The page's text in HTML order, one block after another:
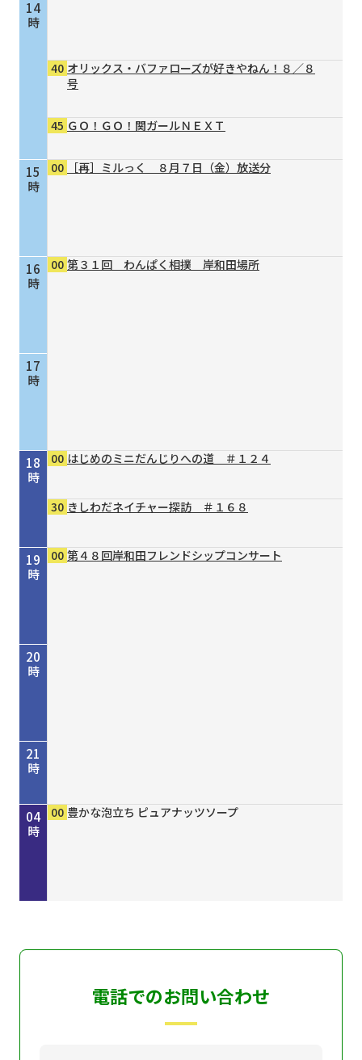
14
時
15
時
16
時
17
時
18
時
19
時
20
時
21
時
22
時
23
時
00
時
01
時
02
時
03
時
04
時
40 オリックス・バファローズが好きやねん！８／８
号
45 ＧＯ！ＧＯ！関ガールＮＥＸＴ
00 ［再］ミルっく ８月７日（金）放送分
00 第３１回 わんぱく相撲 岸和田場所
00 はじめのミニだんじりへの道 ＃１２４
30 きしわだネイチャー探訪 ＃１６８
00 第４８回岸和田フレンドシップコンサート
45 歴史街道 ＃４４８ 丹波と京を結んだ“川の街
00 考えよう「平和」２０２６ “最後の１人を殺すま
50 しまねＦｕｔｕｒｅ２０３０
00 ［再］ミルっく ８月７日（金）放送分
00 ホトケ女史のぶらりまいり 「郡山八幡神社」編
15 歴史街道 ＃４４８ 丹波と京を結んだ“川の街
30 Ｄａｙ Ｔｒｉｐｐｅｒ ＃７９
45 ＧＯ！ＧＯ！関ガールＮＥＸＴ
00 MAHARA MODERN エスニックファッション
00 豊かな泡立ち ピュアナッツソープ
00 豊かな泡立ち ピュアナッツソープ
00 豊かな泡立ち ピュアナッツソープ
電話でのお問い合わせ